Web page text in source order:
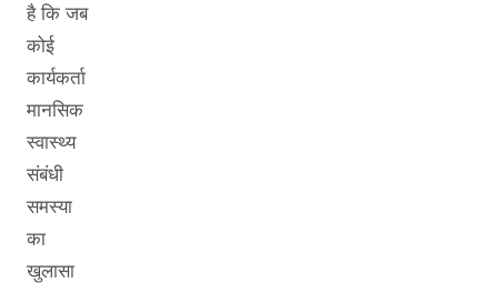
है कि जब
कोई
कार्यकर्ता
मानसिक
स्वास्थ्य
संबंधी
समस्या
का
खुलासा